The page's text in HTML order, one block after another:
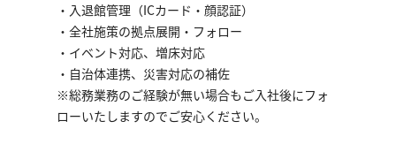
・入退館管理（ICカード・顔認証）
・全社施策の拠点展開・フォロー
・イベント対応、増床対応
・自治体連携、災害対応の補佐
※総務業務のご経験が無い場合もご入社後にフォ
ローいたしますのでご安心ください。